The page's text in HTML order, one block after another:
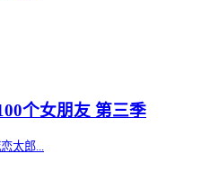
个女朋友 第三季
太郎...